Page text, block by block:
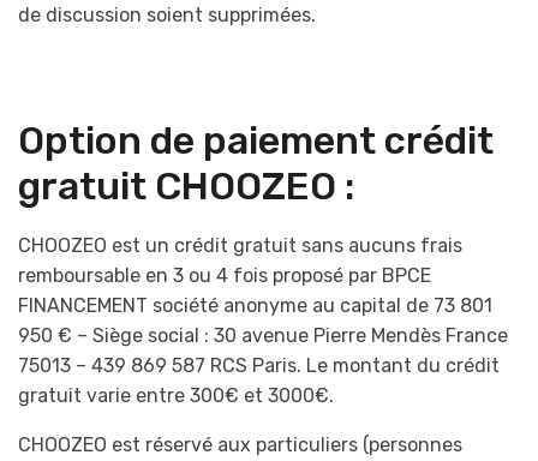
de discussion soient supprimées.
Option de paiement crédit
gratuit CHOOZEO :
CHOOZEO est un crédit gratuit sans aucuns frais
remboursable en 3 ou 4 fois proposé par BPCE
FINANCEMENT société anonyme au capital de 73 801
950 € – Siège social : 30 avenue Pierre Mendès France
75013 – 439 869 587 RCS Paris. Le montant du crédit
gratuit varie entre 300€ et 3000€.
CHOOZEO est réservé aux particuliers (personnes